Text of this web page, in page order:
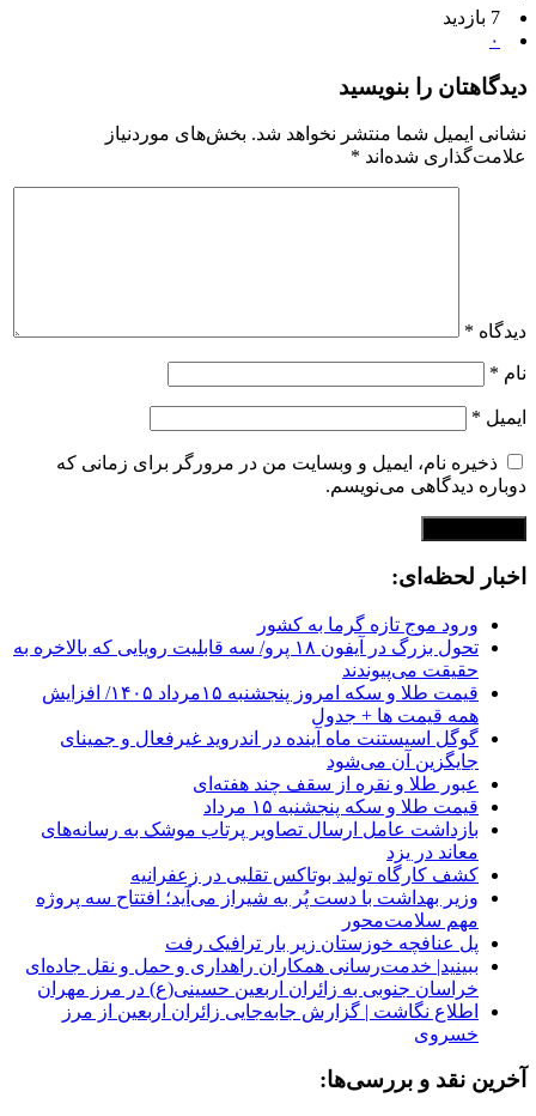
7 بازدید
۰
دیدگاهتان را بنویسید
نشانی ایمیل شما منتشر نخواهد شد. بخش‌های موردنیاز
علامت‌گذاری شده‌اند *
دیدگاه *
نام *
ایمیل *
ذخیره نام، ایمیل و وبسایت من در مرورگر برای زمانی که
دوباره دیدگاهی می‌نویسم.
اخبار لحظه‌ای:
ورود موج تازه گرما به کشور
تحول بزرگ در آیفون ۱۸ پرو/ سه قابلیت رویایی که بالاخره به
حقیقت می‌پیوندند
قیمت طلا و سکه امروز پنجشنبه ۱۵مرداد ۱۴۰۵/ افزایش
همه قیمت ها + جدول
گوگل اسیستنت ماه آینده در اندروید غیرفعال و جمینای
جایگزین آن می‌شود
عبور طلا و نقره از سقف چند هفته‌ای
قیمت طلا و سکه پنجشنبه ۱۵ مرداد
بازداشت عامل ارسال تصاویر پرتاب موشک به رسانه‌های
معاند در یزد
کشف کارگاه تولید بوتاکس تقلبی در زعفرانیه
وزیر بهداشت با دست پُر به شیراز می‌آید؛ افتتاح سه پروژه
مهم سلامت‌محور
پل عنافچه خوزستان زیر بار ترافیک رفت
ببینید| خدمت‌رسانی همکاران راهداری و حمل و نقل جاده‌ای
خراسان جنوبی به زائران اربعین حسینی(ع) در مرز مهران
️اطلاع نگاشت | گزارش جابه‌جایی زائران اربعین از مرز
خسروی
آخرین نقد و بررسی‌ها: